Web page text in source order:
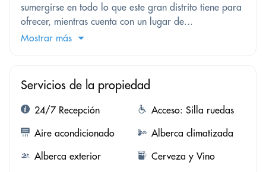
sumergirse en todo lo que este gran distrito tiene para
ofrecer, mientras cuenta con un lugar de...
Mostrar más
Servicios de la propiedad
24/7 Recepción
Acceso: Silla ruedas
Aire acondicionado
Alberca climatizada
Alberca exterior
Cerveza y Vino